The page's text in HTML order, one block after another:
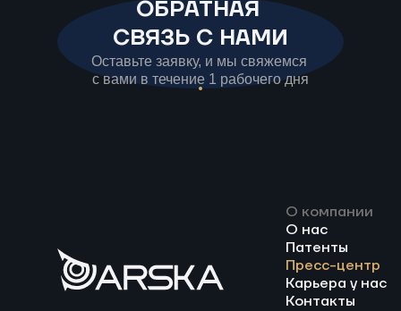
ОБРАТНАЯ
СВЯЗЬ С НАМИ
Оставьте заявку, и мы свяжемся
с вами в течение 1 рабочего дня
О компании
О нас
Патенты
Пресс-центр
Карьера у нас
Контакты